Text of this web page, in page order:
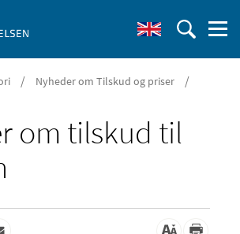
/ Nyheder om Tilskud og priser /
om tilskud til